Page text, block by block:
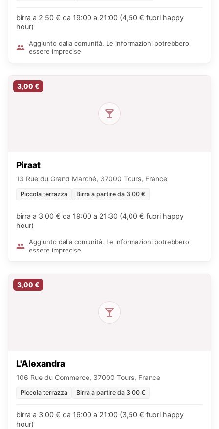
birra a 2,50 € da 19:00 a 21:00 (4,50 € fuori happy
hour)
Aggiunto dalla comunità. Le informazioni potrebbero
essere imprecise
3,00 €
Piraat
13 Rue du Grand Marché, 37000 Tours, France
Piccola terrazza Birra a partire da 3,00 €
birra a 3,00 € da 19:00 a 21:30 (4,00 € fuori happy
hour)
Aggiunto dalla comunità. Le informazioni potrebbero
essere imprecise
3,00 €
L'Alexandra
106 Rue du Commerce, 37000 Tours, France
Piccola terrazza Birra a partire da 3,00 €
birra a 3,00 € da 16:00 a 21:00 (3,50 € fuori happy
hour)